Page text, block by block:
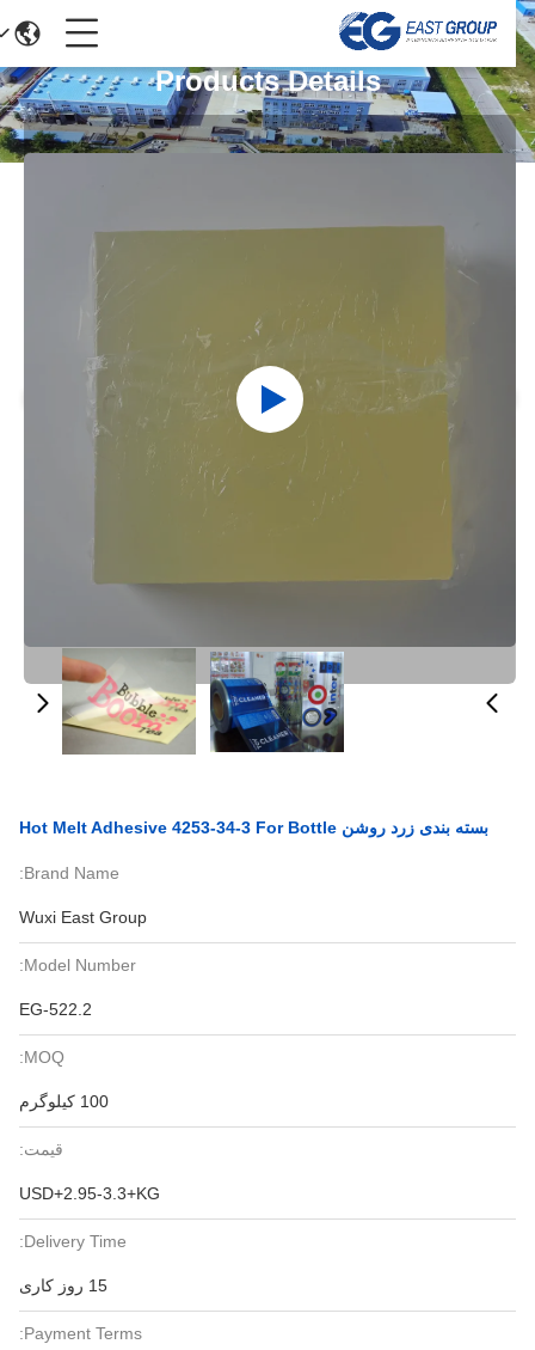
Products Details
بسته بندی زرد روشن Hot Melt Adhesive 4253-34-3 For Bottle
Brand Name:
Wuxi East Group
Model Number:
EG-522.2
MOQ:
100 کیلوگرم
قیمت:
USD+2.95-3.3+KG
Delivery Time:
15 روز کاری
Payment Terms: